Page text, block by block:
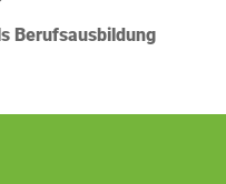
Berufsausbildung